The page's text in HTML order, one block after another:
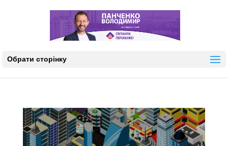
Обрати сторінку